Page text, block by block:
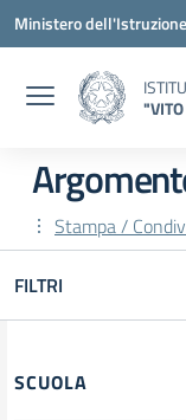
Vai ai contenuti
Vai al menu di
Vai al footer
Ministero
Stampa /
FILTRI
Filtri
SCUOLA